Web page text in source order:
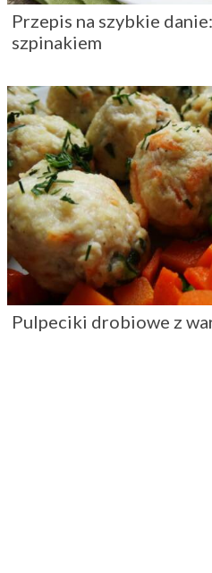
Przepis na szybkie
szpinakiem
Pulpeciki drobiowe z